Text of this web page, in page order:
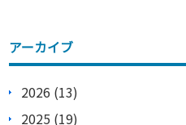
アーカイブ
2026 (13)
2025 (19)